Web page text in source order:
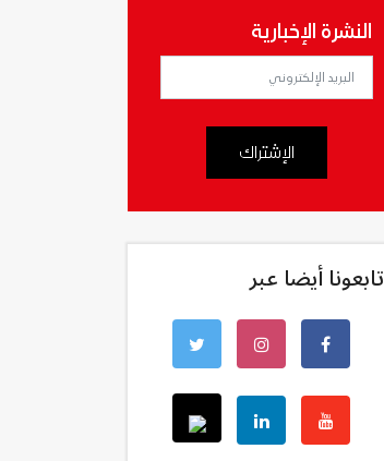
النشرة الإخبارية
الإشتراك
تابعونا أيضا عبر